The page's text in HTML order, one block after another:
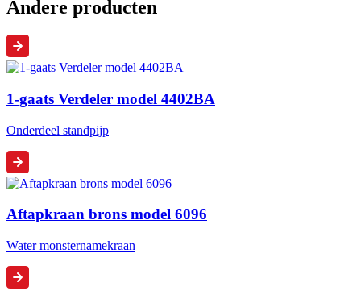
Andere producten
1-gaats Verdeler model 4402BA
Onderdeel standpijp
Aftapkraan brons model 6096
Water monsternamekraan